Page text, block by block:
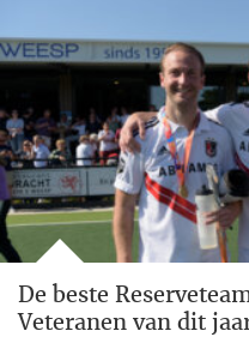
De beste
Veteranen van dit